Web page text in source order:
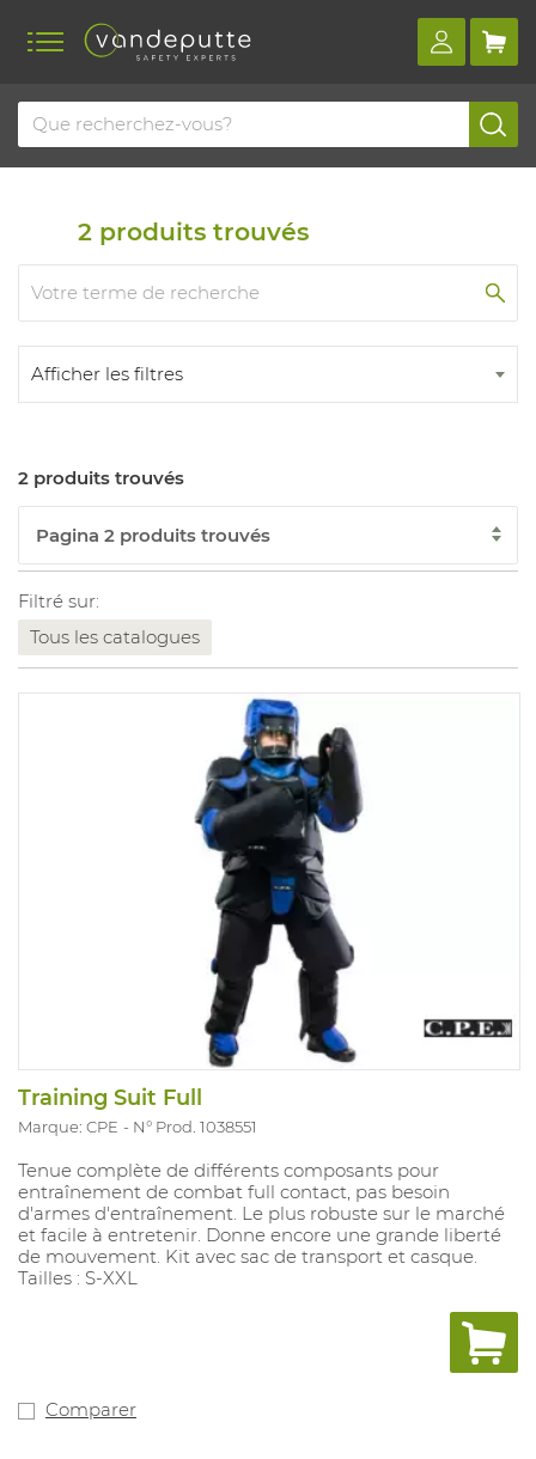
Home Produits
Gestion de la violence
équipement d'entraînement
2 produits trouvés
Afficher les filtres
2 produits trouvés
Filtré sur:
Tous les catalogues
Training Suit Full
Marque: CPE N° Prod. 1038551
Tenue complète de différents composants pour
entraînement de combat full contact, pas besoin
d'armes d'entraînement. Le plus robuste sur le marché
et facile à entretenir. Donne encore une grande liberté
de mouvement. Kit avec sac de transport et casque.
Tailles : S-XXL
Comparer